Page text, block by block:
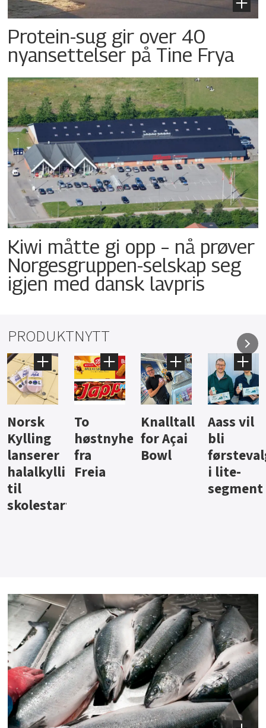
Protein-sug gir over 40
nyansettelser på Tine Frya
Kiwi måtte gi opp – nå prøver
Norgesgruppen-selskap seg
igjen med dansk lavpris
PRODUKTNYTT
Knalltall
for Açai
Bowl
Aass vil
bli
førstevalg
i lite-
Brus og
jus fra
Berentsen
Hard
iste fra
Hansa